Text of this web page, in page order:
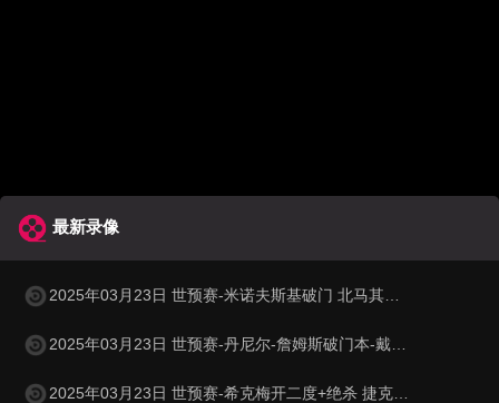
最新录像
2025年03月23日 世预赛-米诺夫斯基破门 北马其顿3-0列支敦士登
2025年03月23日 世预赛-丹尼尔-詹姆斯破门本-戴维斯建功 威尔士3-1哈萨克斯坦
2025年03月23日 世预赛-希克梅开二度+绝杀 捷克2-1险胜法罗群岛